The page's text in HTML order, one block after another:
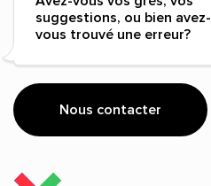
suggestions, ou bien avez-
vous trouvé une erreur?
Nous contacter